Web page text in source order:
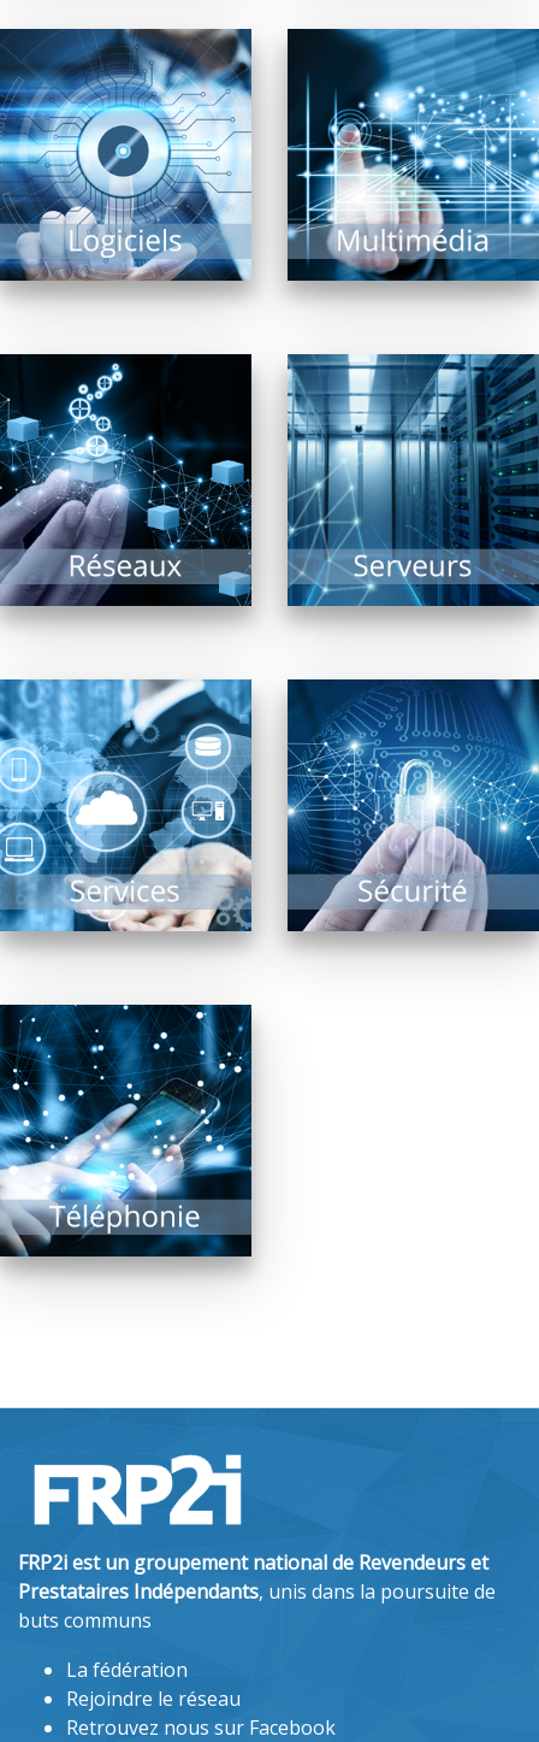
Trouver « LE » logiciel
répondant à un besoin
précis est une tâche
complexe tant il...
EN SAVOIR PLUS
Pour la diffusion de
contenus multimédia,
affichage dynamique
intérieur ou extérieur,
bornes interactives,
vidéo projection,
écrans...
EN SAVOIR PLUS
En confiant aux
revendeurs membres
de FRP2i le
déploiement,
l’administration et la
supervision de
systèmes réseaux,...
EN SAVOIR PLUS
Collectivités, TPE, PME,
ou de taille plus
conséquente, le(s)
serveur(s) reste(nt)
dans tous les cas le...
EN SAVOIR PLUS
Sauvegarde, Sécurité,
Solutions Cloud,
Infogérance,
Assistance, PRA, Saas,
réponses aux appels
au secours…
l’informatique n’est
plus...
EN SAVOIR PLUS
Etudier la fiabilité du
système d’informations
d’une entreprise,
assurer sa sécurité
d’accès sont les
missions des...
EN SAVOIR PLUS
La téléphonie est en
révolution depuis
quelques années et les
améliorations
majeures sont à venir
!...
EN SAVOIR PLUS
FRP2i est un groupement national de Revendeurs et
Prestataires Indépendants, unis dans la poursuite de
buts communs
La fédération
Rejoindre le réseau
Retrouvez nous sur Facebook